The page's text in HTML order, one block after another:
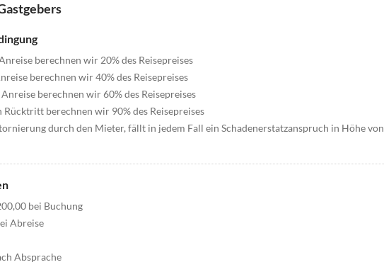
berechnen wir 20% des Reisepreises
berechnen wir 40% des Reisepreises
berechnen wir 60% des Reisepreises
Rücktritt berechnen wir 90% des Reisepreises
durch den Mieter, fällt in jedem Fall ein Schadenerstatzanspruch in Höhe von
bei Buchung
Abreise
Absprache